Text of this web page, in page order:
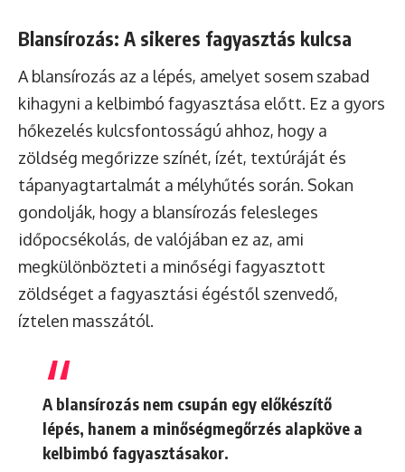
Blansírozás: A sikeres fagyasztás kulcsa
A blansírozás az a lépés, amelyet sosem szabad
kihagyni a kelbimbó fagyasztása előtt. Ez a gyors
hőkezelés kulcsfontosságú ahhoz, hogy a
zöldség megőrizze színét, ízét, textúráját és
tápanyagtartalmát a mélyhűtés során. Sokan
gondolják, hogy a blansírozás felesleges
időpocsékolás, de valójában ez az, ami
megkülönbözteti a minőségi fagyasztott
zöldséget a fagyasztási égéstől szenvedő,
íztelen masszától.
A blansírozás nem csupán egy előkészítő
lépés, hanem a minőségmegőrzés alapköve a
kelbimbó fagyasztásakor.